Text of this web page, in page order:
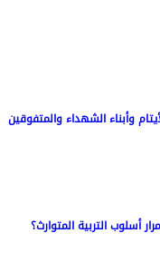
وأبناء الشهداء والمتفوقين
أسلوب التربية المتوارث؟